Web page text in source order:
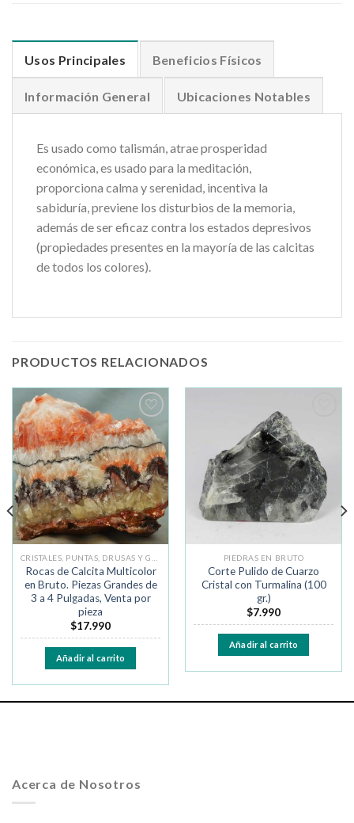
Usos Principales Beneficios Físicos
Información General Ubicaciones Notables
Es usado como talismán, atrae prosperidad
económica, es usado para la meditación,
proporciona calma y serenidad, incentiva la
sabiduría, previene los disturbios de la memoria,
además de ser eficaz contra los estados depresivos
(propiedades presentes en la mayoría de las calcitas
de todos los colores).
PRODUCTOS RELACIONADOS
Añadir
a la
lista de
deseos
Rocas de Calcita Multicolor
en Bruto. Piezas Grandes de
3 a 4 Pulgadas, Venta por
pieza
$17.990
Añadir al carrito
lista de
deseos
PIEDRAS EN BRUTO
Corte Pulido de Cuarzo
Cristal con Turmalina (100
gr.)
$7.990
Añadir al carrito
Acerca de Nosotros